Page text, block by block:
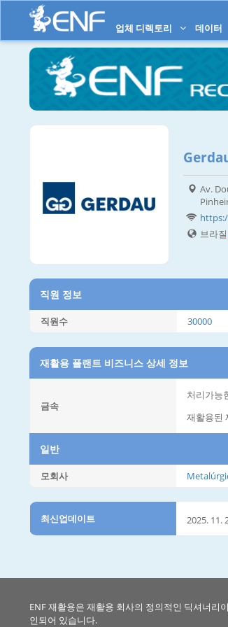
업체 디렉토리 데이터
Av.
브라질
직원 정보
직원수 30000
재활용 플랜트 비즈니스 상세 정보
금속
처리가능
재활용된
일반
모회사
최신업데이트 2025. 11.
ENF 재활용은 재활용 회사의 정의적인 딕셔너리
인되어 있습니다.